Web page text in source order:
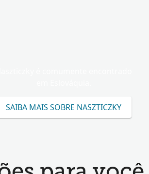
SAIBA MAIS SOBRE NASZTICZKY